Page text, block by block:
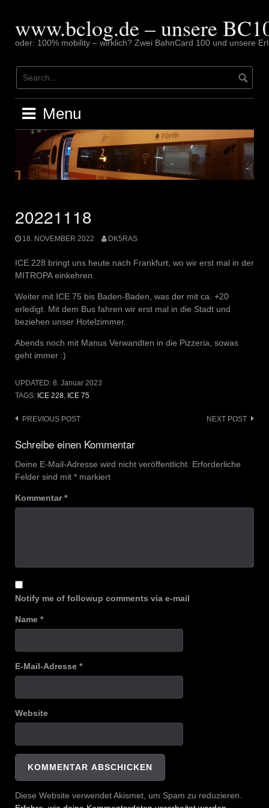
contentwww.bclog.de – unsere
oder: 100% mobility – wirklich? Zwei BahnCard 100 und unsere
Menu
20221118
18. NOVEMBER 2022 DK5RAS
ICE 228 bringt uns heute nach Frankfurt, wo wir erst mal in der
MITROPA einkehren.
Weiter mit ICE 75 bis Baden-Baden, was der mit ca. +20
erledigt. Mit dem Bus fahren wir erst mal in die Stadt und
beziehen unser Hotelzimmer.
Abends noch mit Manus Verwandten in die Pizzeria, sowas
geht immer :)
UPDATED: 8. Januar 2023
TAGS: ICE 228, ICE 75
Post
navigation
PREVIOUS POST NEXT POST
Schreibe einen Kommentar
Deine E-Mail-Adresse wird nicht veröffentlicht. Erforderliche
Felder sind mit * markiert
Kommentar*
Notify me of followup comments via e-mail
Name *
E-Mail-Adresse *
Website
Diese Website verwendet Akismet, um Spam zu reduzieren.